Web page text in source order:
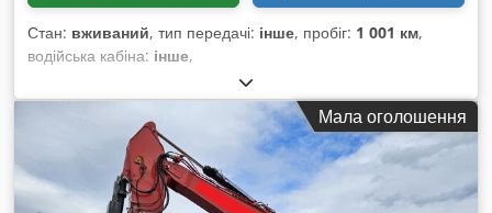
Стан: вживаний, тип передачі: інше, пробіг: 1 001 км,
водійська кабіна: інше,
Мала оголошення